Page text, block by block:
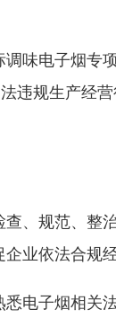
调味电子烟
违规生产经
、规范、整
业依法合规
电子烟相关